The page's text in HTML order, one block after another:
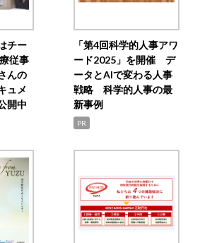
チー
従事
んの
ュメ
開中
「第4回科学的人事アワ
ード2025」を開催 デ
ータとAIで変わる人事
戦略 科学的人事の最
新事例
PR